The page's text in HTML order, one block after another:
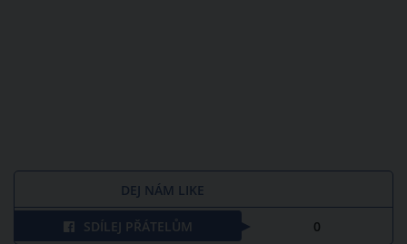
DEJ NÁM LIKE
SDÍLEJ PŘÁTELŮM 0